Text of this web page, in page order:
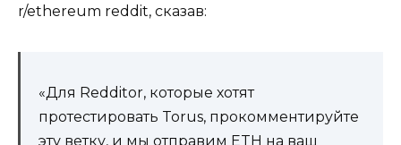
r/ethereum reddit, сказав:
«Для Redditor, которые хотят
протестировать Torus, прокомментируйте
эту ветку, и мы отправим ETH на ваш